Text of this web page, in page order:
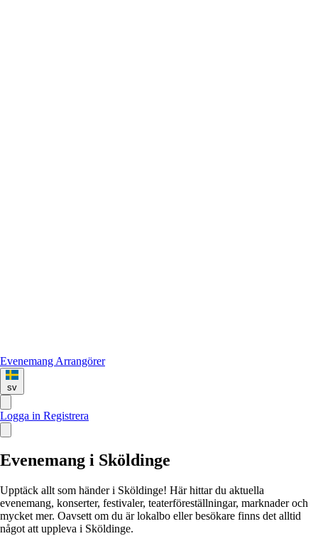
Evenemang Arrangörer
sv
Logga in Registrera
Evenemang i Sköldinge
Upptäck allt som händer i Sköldinge! Här hittar du aktuella
evenemang, konserter, festivaler, teaterföreställningar, marknader och
mycket mer. Oavsett om du är lokalbo eller besökare finns det alltid
något att uppleva i Sköldinge.